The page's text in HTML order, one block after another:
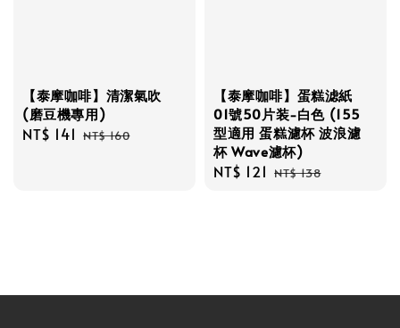
【泰摩咖啡】清潔氣吹
(磨豆機專用)
Sale
NT$ 141 Regular
NT$ 160
【泰摩咖啡】蛋糕滤紙
01號50片装-白色 (155
型適用 蛋糕濾杯 波浪濾
杯 Wave濾杯)
Sale
NT$ 121 Regular
NT$ 138